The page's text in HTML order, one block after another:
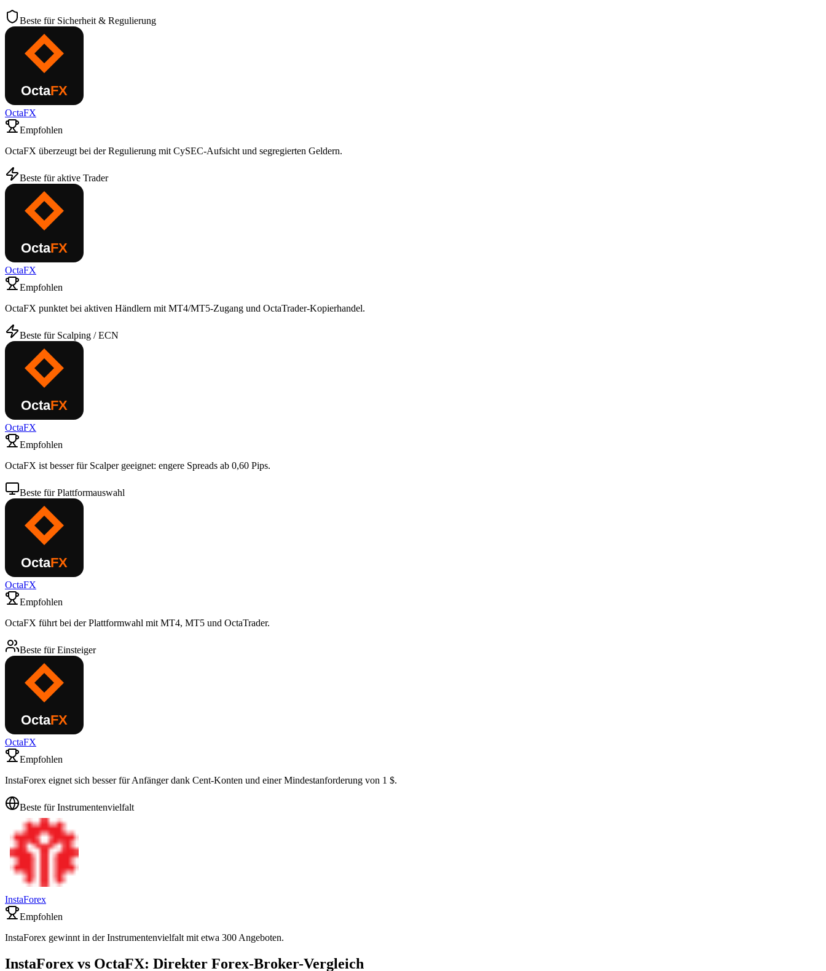
Beste für Sicherheit & Regulierung
OctaFX
Empfohlen
OctaFX überzeugt bei der Regulierung mit CySEC-Aufsicht und segregierten Geldern.
Beste für aktive Trader
OctaFX
Empfohlen
OctaFX punktet bei aktiven Händlern mit MT4/MT5-Zugang und OctaTrader-Kopierhandel.
Beste für Scalping / ECN
OctaFX
Empfohlen
OctaFX ist besser für Scalper geeignet: engere Spreads ab 0,60 Pips.
Beste für Plattformauswahl
OctaFX
Empfohlen
OctaFX führt bei der Plattformwahl mit MT4, MT5 und OctaTrader.
Beste für Einsteiger
OctaFX
Empfohlen
InstaForex eignet sich besser für Anfänger dank Cent-Konten und einer Mindestanforderung von 1 $.
Beste für Instrumentenvielfalt
InstaForex
Empfohlen
InstaForex gewinnt in der Instrumentenvielfalt mit etwa 300 Angeboten.
InstaForex vs OctaFX: Direkter Forex-Broker-Vergleich